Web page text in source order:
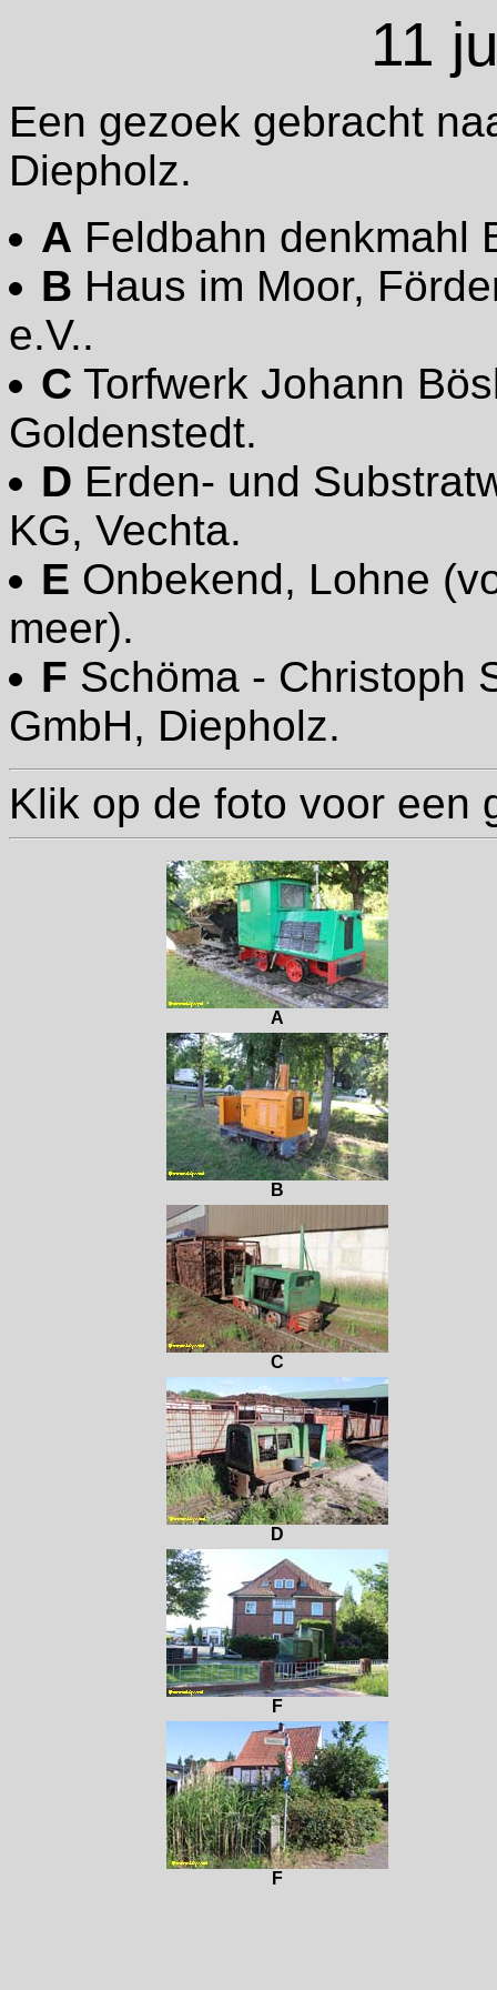
11
Een gezoek gebracht
Diepholz.
A Feldbahn denkmahl
B Haus im Moor,
e.V..
C Torfwerk Johann
Goldenstedt.
D Erden- und
KG, Vechta.
E Onbekend, Lohne
meer).
F Schöma - Christoph
GmbH, Diepholz.
Klik op de foto voor een
A
B
C
D
F
F